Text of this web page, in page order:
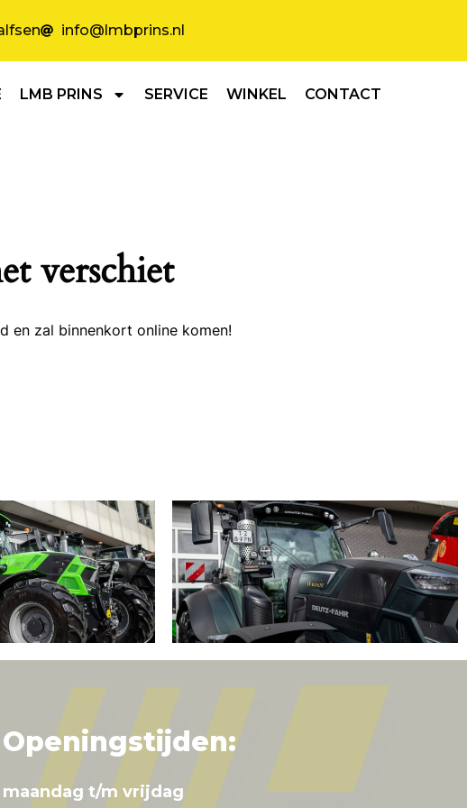
info@lmbprins.nl
LMB PRINS SERVICE WINKEL CONTACT
verschiet
en zal binnenkort online komen!
Openingstijden:
maandag t/m vrijdag